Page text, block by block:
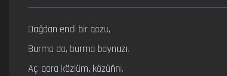
Dağdan endi bir qozu,
Burma da, burma boynuzı.
Aç, qara közlüm, közüñni,